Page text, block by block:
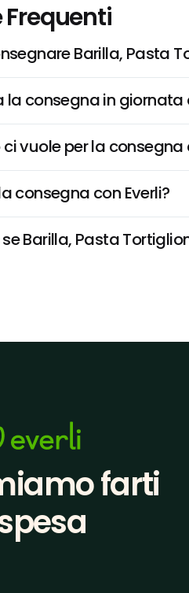
Barilla, Pasta
la consegna in giornata
vuole per la consegna
consegna con Everli?
Barilla, Pasta
farti